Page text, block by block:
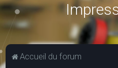
Accueil du forum